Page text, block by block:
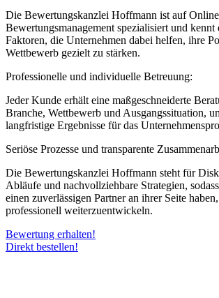
Die Bewertungskanzlei Hoffmann ist auf
Bewertungsmanagement spezialisiert und kennt
Faktoren, die Unternehmen dabei helfen, ihre
Wettbewerb gezielt zu stärken.
Professionelle und individuelle Betreuung:
Jeder Kunde erhält eine maßgeschneiderte
Branche, Wettbewerb und Ausgangssituation,
langfristige Ergebnisse für das
Seriöse Prozesse und transparente
Die Bewertungskanzlei Hoffmann steht für
Abläufe und nachvollziehbare Strategien,
einen zuverlässigen Partner an ihrer Seite
professionell weiterzuentwickeln.
Bewertung erhalten!
Direkt bestellen!